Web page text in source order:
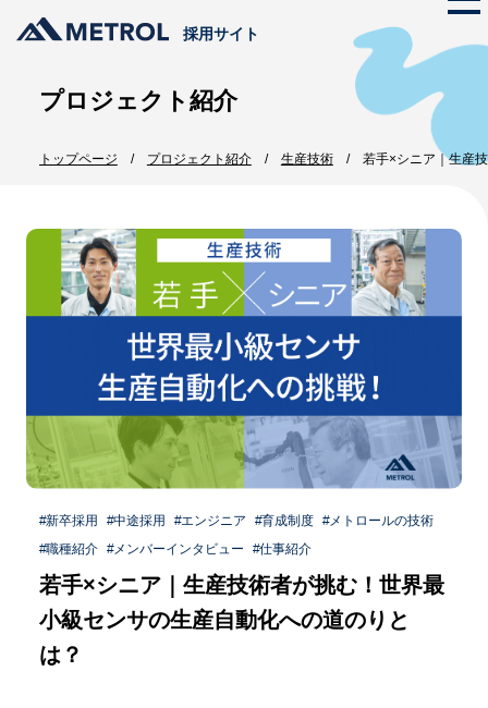
採用サイト
メトロールの文化
ストーリー
メトロールの文化
メトロールのビジネス
数字で見るメトロール
働く体制
プロジェクト紹介
メンバー紹介
新卒採用
中途採用
シニア採用
パート採用
インターンシップ
エントリー
中途採用
シニア採用
パート採用
メトロールブログ
プロジェクト紹介
トップページ プロジェクト紹介 生産技術 若手×シニア｜生産
新卒採用 中途採用 エンジニア 育成制度
メトロールの技術
職種紹介
メンバーインタビュー 仕事紹介
若手×シニア｜生産技術者が挑む！世界最
小級センサの生産自動化への道のりと
は？